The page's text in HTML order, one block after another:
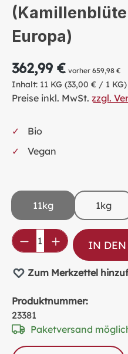
Europa)
362,99 € vorher 659,98 €
Inhalt: 11 KG (33,00 € / 1 KG)
Preise inkl. MwSt. zzgl.
Bio
Vegan
11kg 1kg
Produkt Anzahl:
IN DEN
Zum Merkzettel
Produktnummer:
23381
Paketversand